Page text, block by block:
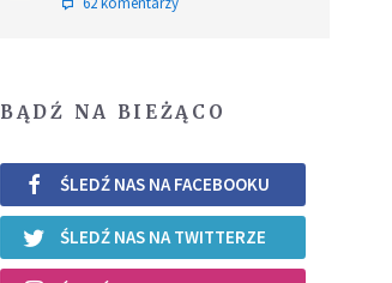
BĄDŹ NA BIEŻĄCO
ŚLEDŹ NAS NA FACEBOOKU
ŚLEDŹ NAS NA TWITTERZE